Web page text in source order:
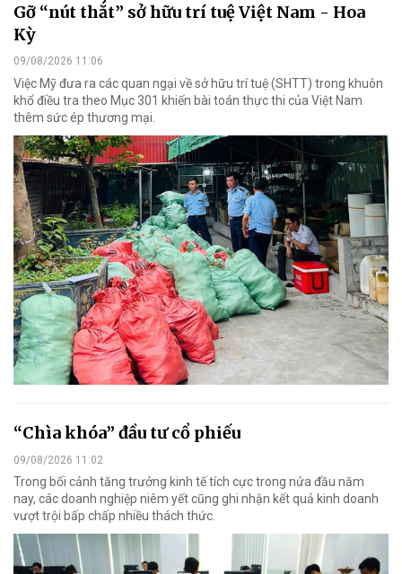
Gỡ “nút thắt” sở hữu trí tuệ Việt Nam - Hoa
Kỳ
09/08/2026 11:06
Việc Mỹ đưa ra các quan ngại về sở hữu trí tuệ (SHTT) trong khuôn
khổ điều tra theo Mục 301 khiến bài toán thực thi của Việt Nam
thêm sức ép thương mại.
“Chìa khóa” đầu tư cổ phiếu
09/08/2026 11:02
Trong bối cảnh tăng trưởng kinh tế tích cực trong nửa đầu năm
nay, các doanh nghiệp niêm yết cũng ghi nhận kết quả kinh doanh
vượt trội bấp chấp nhiều thách thức.